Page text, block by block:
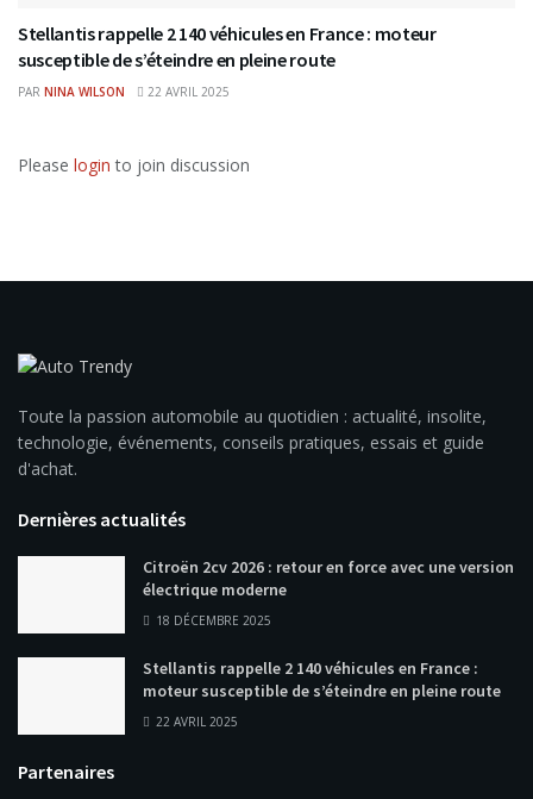
Stellantis rappelle 2 140 véhicules en France : moteur
susceptible de s’éteindre en pleine route
PAR NINA WILSON 22 AVRIL 2025
Please login to join discussion
Toute la passion automobile au quotidien : actualité, insolite,
technologie, événements, conseils pratiques, essais et guide
d'achat.
Dernières actualités
Citroën 2cv 2026 : retour en force avec une version
électrique moderne
18 DÉCEMBRE 2025
Stellantis rappelle 2 140 véhicules en France :
moteur susceptible de s’éteindre en pleine route
22 AVRIL 2025
Partenaires